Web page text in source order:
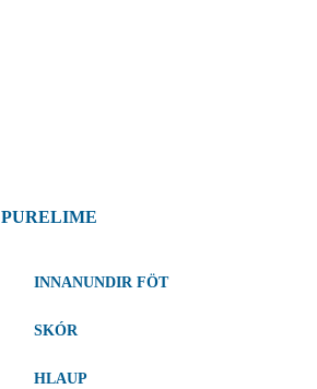
PURELIME
INNANUNDIR FÖT
SKÓR
HLAUP